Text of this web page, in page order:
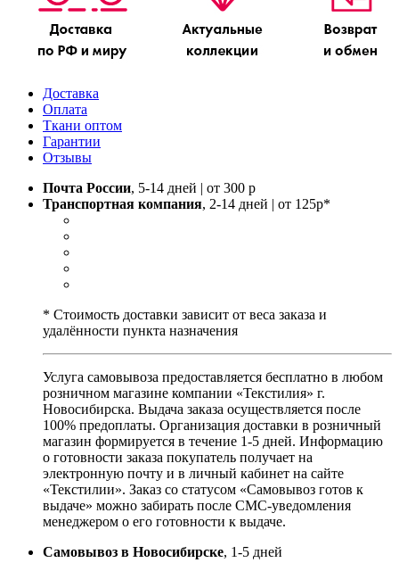
Доставка
Оплата
Ткани оптом
Гарантии
Отзывы
Почта России, 5-14 дней | от 300 р
Транспортная компания, 2-14 дней | от 125р*
* Стоимость доставки зависит от веса заказа и
удалённости пункта назначения
Услуга самовывоза предоставляется бесплатно в любом
розничном магазине компании «Текстилия» г.
Новосибирска. Выдача заказа осуществляется после
100% предоплаты. Организация доставки в розничный
магазин формируется в течение 1-5 дней. Информацию
о готовности заказа покупатель получает на
электронную почту и в личный кабинет на сайте
«Текстилии». Заказ со статусом «Самовывоз готов к
выдаче» можно забирать после СМС-уведомления
менеджером о его готовности к выдаче.
Самовывоз в Новосибирске, 1-5 дней